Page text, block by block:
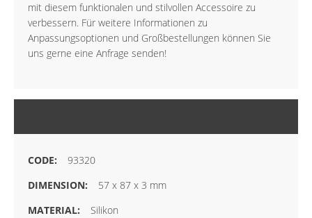
mit diesem funktionalen und stilvollen Accessoire zu
verbessern. Für weitere Informationen zu
Anpassungsoptionen und Großbestellungen können Sie
uns gerne eine Anfrage senden!
93320
57 x 87 x 3 mm
Silikon